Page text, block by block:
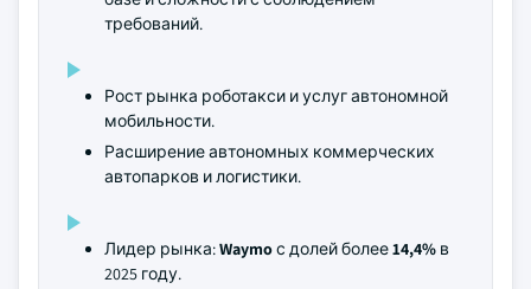
требований.
Рост рынка роботакси и услуг автономной
мобильности.
Расширение автономных коммерческих
автопарков и логистики.
Лидер рынка:Waymoс долей более14,4% в
2025 году.